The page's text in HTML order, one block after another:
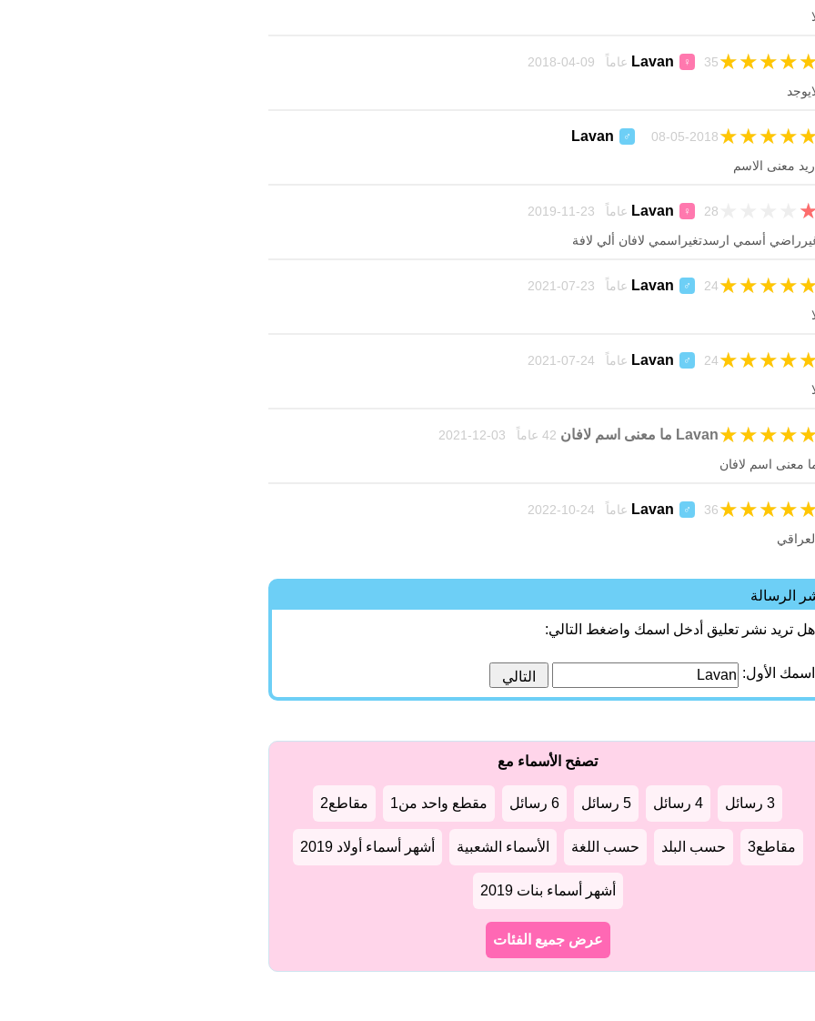
Lavan ♀ 35 عاماً 09-04-2018 ★
★
★
★
Lavan ♂ 08-05-2018 ★
★
★
★
معنى الاسم
Lavan ♀ 28 عاماً 23-11-2019
أسمي ارسدتغيراسمي لافان ألي لافة
Lavan ♂ 24 عاماً 23-07-2021 ★
★
★
★
Lavan ♂ 24 عاماً 24-07-2021 ★
★
★
★
Lavan ما معنى اسم لافان ★
★
★
★
معنى اسم لافان
Lavan ♂ 36 عاماً 24-10-2022 ★
★
★
★
الرسالة
هل تريد نشر تعليق أدخل اسمك واضغط التالي:
اسمك الأول:
تصفح الأسماء مع
3 رسائل 4 رسائل 5 رسائل 6 رسائل مقطع واحد من1 مقاطع2
مقاطع3 حسب البلد حسب اللغة الأسماء الشعبية أشهر أسماء أولاد 2019
أشهر أسماء بنات 2019
عرض جميع الفئات